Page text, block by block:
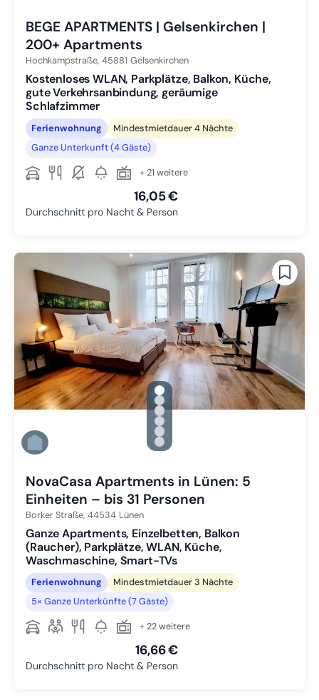
BEGE APARTMENTS | Gelsenkirchen |
200+ Apartments
Hochkampstraße, 45881 Gelsenkirchen
Kostenloses WLAN, Parkplätze, Balkon, Küche,
gute Verkehrsanbindung, geräumige
Schlafzimmer
Ferienwohnung
Mindestmietdauer 4 Nächte
Ganze Unterkunft (4 Gäste)
+ 21 weitere
16,05 €
Durchschnitt pro Nacht & Person
gallery.slide_selector
Zu Slide 1 wechseln
Zu Slide 2 wechseln
Zu Slide 3 wechseln
Zu Slide 4 wechseln
Zu Slide 5 wechseln
Zu Slide 6 wechseln
NovaCasa Apartments in Lünen: 5
Einheiten – bis 31 Personen
Borker Straße, 44534 Lünen
Ganze Apartments, Einzelbetten, Balkon
(Raucher), Parkplätze, WLAN, Küche,
Waschmaschine, Smart-TVs
Ferienwohnung
Mindestmietdauer 3 Nächte
5× Ganze Unterkünfte (7 Gäste)
+ 22 weitere
16,66 €
Durchschnitt pro Nacht & Person